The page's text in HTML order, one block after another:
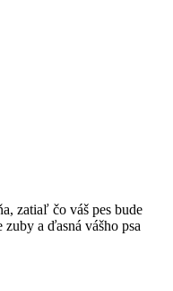
zatiaľ čo váš pes bude
a ďasná vášho psa